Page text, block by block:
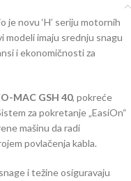
je novu ‘H’ seriju motornih
imaju srednju snagu
i ekonomičnosti za
MAC GSH 40, pokreće
za pokretanje „EasiOn“
mašinu da radi
povlačenja kabla.
i težine osiguravaju